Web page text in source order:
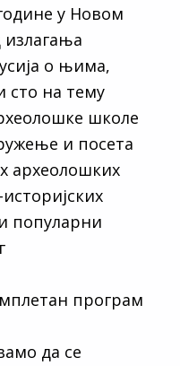
у Новом
излагања
о њима,
сто на тему
школе
и посета
археолошких
популарни
програм
да се